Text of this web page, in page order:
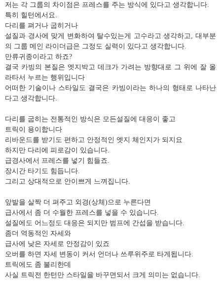
저는 각 그룹의 차이점은 프레스를 주는 방식에 있다고 생각합니다.
특히 힐턴에서요.
다리를 펴거나 굽히거나
설질과 경사에 맞게 변화하여 탈수있는게 고수라고 생각하고, 대부분
의 그룹 메인 라이더급은 그정도 실력이 있다고 생각합니다.
만류귀종이라고 하죠?
결국 카빙의 본질은 엣지박고 데크가 가려는 방향대로 그 위에 잘 올
라타서 누르는 행위입니다
어떠한 기술이나 스타일도 결국은 카빙이라는 하나의 형태로 나타난
다고 생각합니다.
다리를 굽히는 전통적인 방식은 모든설질에 대응이 좋고
트릭이 용이합니다
리바운드를 받기도 편하고 안정적인 엣지 체인지가 되지요
하지만 다리에 피로감이 있습니다.
급경사에서 프레스를 넣기 힘들죠.
장시간 타기도 힘듭니다.
그리고 상대적으로 안이쁘게 느껴집니다.
앞발을 살짝 더 펴주고 외경(상체)으로 누른다면
급사에서 좀 더 수월한 프레스를 넣을 수 있습니다.
설질에도 어느정도 대응은 되지만 범프에 간섭을 받습니다.
좀더 역동적인 자세와
급사에 낮은 자세로 안정감이 있죠
오버를 하면 자세 변동이 커서 언더나 쓰루위주로 타게됩니다.
트릭에도 좀 불리한데
사실 트릭전 한턴만 스타일을 바꾸면되서 크게 의미는 없습니다.